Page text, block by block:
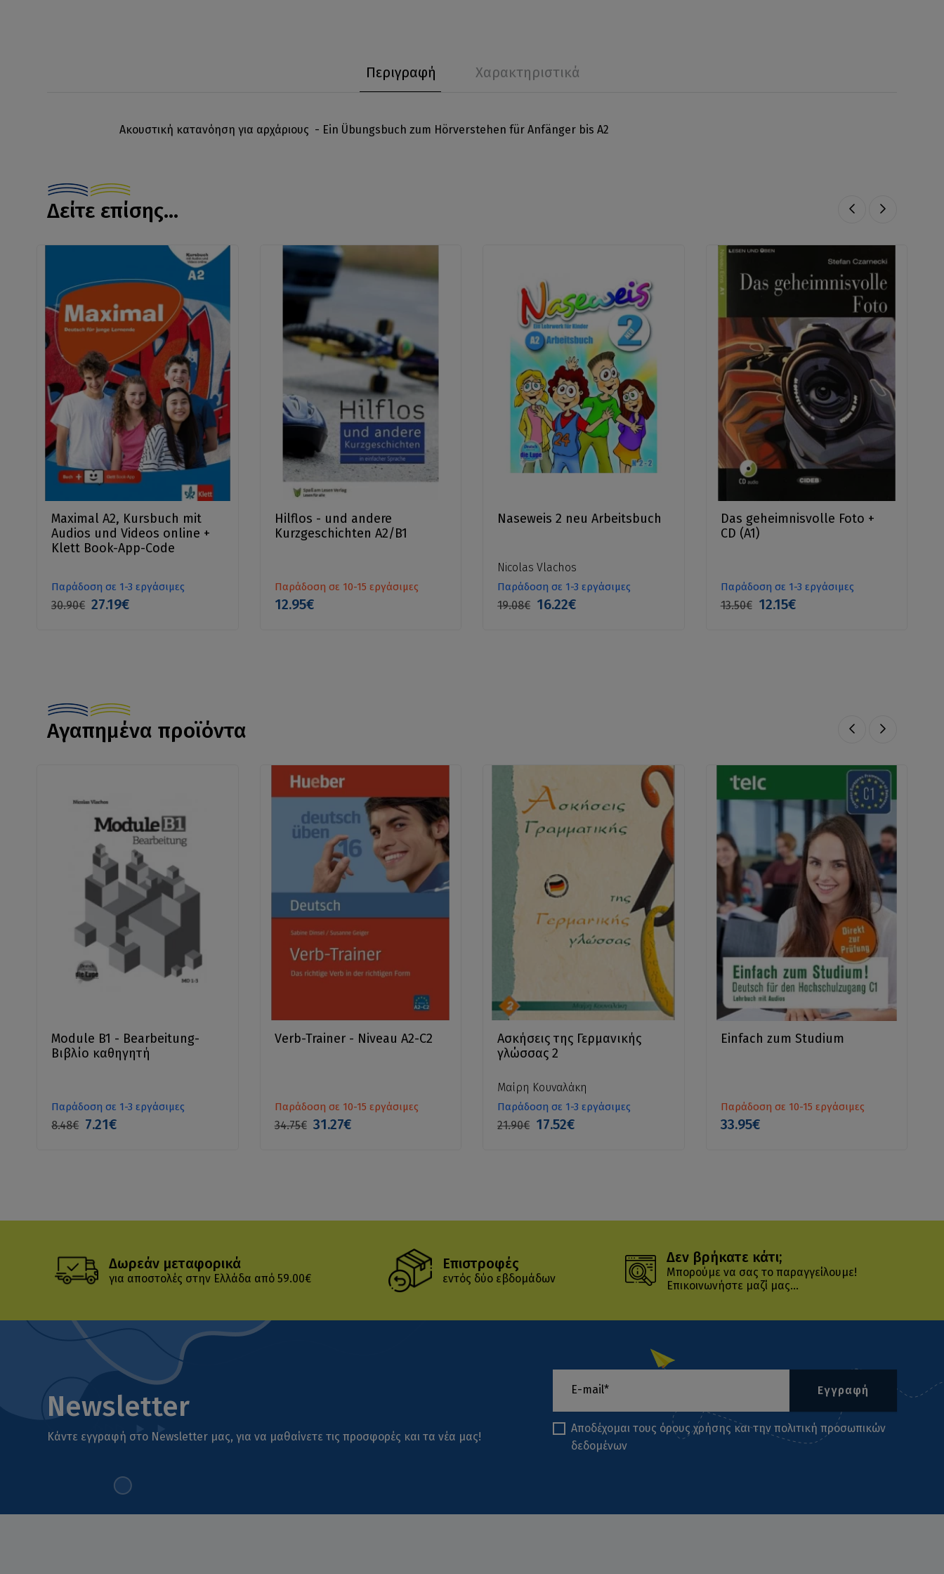
Περιγραφή Χαρακτηριστικά
Ακουστική κατανόηση για αρχάριους - Ein Übungsbuch zum Hörverstehen für Anfänger bis A2
Δείτε επίσης...
Maximal A2, Kursbuch mit
Audios und Videos online +
Klett Book-App-Code
Παράδοση σε 1-3 εργάσιμες
30.90€ 27.19€
Hilflos - und andere
Kurzgeschichten A2/B1
Παράδοση σε 10-15 εργάσιμες
12.95€
Naseweis 2 neu Arbeitsbuch
Nicolas Vlachos
Παράδοση σε 1-3 εργάσιμες
19.08€ 16.22€
Das geheimnisvolle Foto +
CD (A1)
Παράδοση σε 1-3 εργάσιμες
13.50€ 12.15€
Αγαπημένα προϊόντα
Module B1 - Bearbeitung-
Βιβλίο καθηγητή
Παράδοση σε 1-3 εργάσιμες
8.48€ 7.21€
Verb-Trainer - Niveau A2-C2
Παράδοση σε 10-15 εργάσιμες
34.75€ 31.27€
Ασκήσεις της Γερμανικής
γλώσσας 2
Μαίρη Κουναλάκη
Παράδοση σε 1-3 εργάσιμες
21.90€ 17.52€
Einfach zum Studium
Παράδοση σε 10-15 εργάσιμες
33.95€
Δωρεάν μεταφορικά
για αποστολές στην Ελλάδα από 59.00€
Επιστροφές
εντός δύο εβδομάδων
Δεν βρήκατε κάτι;
Μπορούμε να σας το παραγγείλουμε!
Επικοινωνήστε μαζί μας...
Newsletter
Κάντε εγγραφή στο Newsletter μας, για να μαθαίνετε τις προσφορές και τα νέα μας!
Εγγραφή
Αποδέχομαι τους όρους χρήσης και την πολιτική προσωπικών
δεδομένων